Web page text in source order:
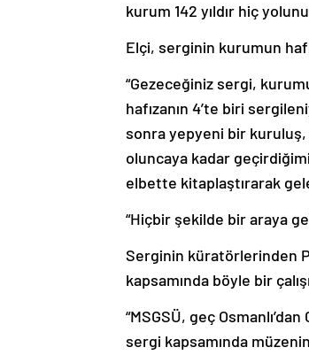
kurum 142 yıldır hiç
Elçi, serginin kurumun
“Gezeceğiniz sergi,
hafızanın 4’te biri
sonra yepyeni bir
oluncaya kadar
elbette kitaplaştırarak
“Hiçbir şekilde bir araya
Serginin küratörlerinden
kapsamında böyle bir
“MSGSÜ, geç
sergi kapsamında